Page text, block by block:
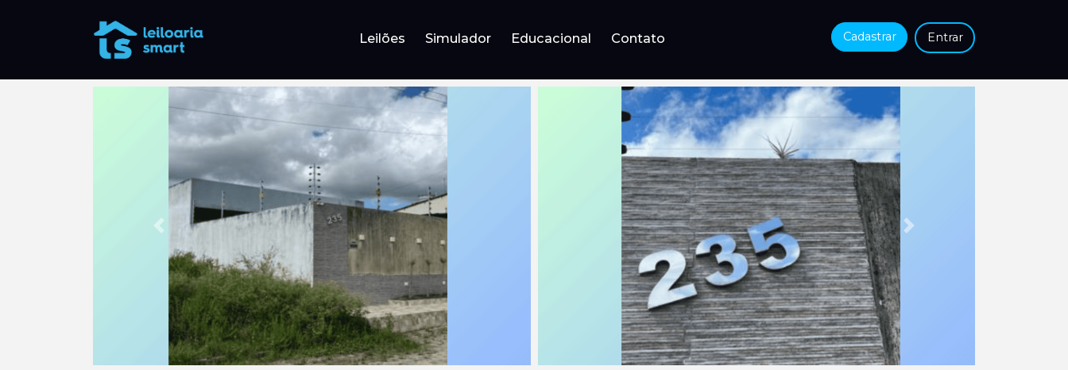
Leilões Simulador Educacional Contato Entrar
Cadastrar
Anterior Próxima